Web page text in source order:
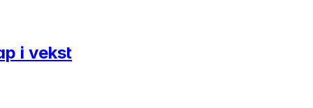
i vekst